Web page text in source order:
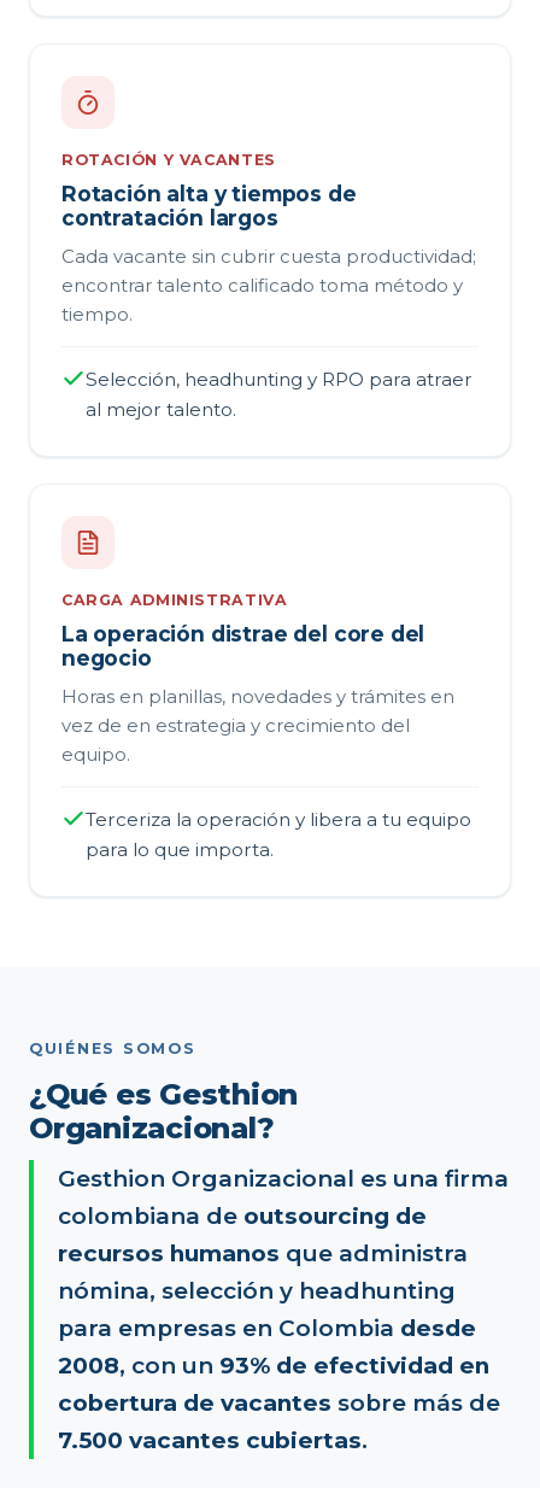
ROTACIÓN Y VACANTES
Rotación alta y tiempos de
contratación largos
Cada vacante sin cubrir cuesta productividad;
encontrar talento calificado toma método y
tiempo.
Selección, headhunting y RPO para atraer
al mejor talento.
CARGA ADMINISTRATIVA
La operación distrae del core del
negocio
Horas en planillas, novedades y trámites en
vez de en estrategia y crecimiento del
equipo.
Terceriza la operación y libera a tu equipo
para lo que importa.
QUIÉNES SOMOS
¿Qué es Gesthion
Organizacional?
Gesthion Organizacional es una firma
colombiana de outsourcing de
recursos humanos que administra
nómina, selección y headhunting
para empresas en Colombia desde
2008, con un 93% de efectividad en
cobertura de vacantes sobre más de
7.500 vacantes cubiertas.